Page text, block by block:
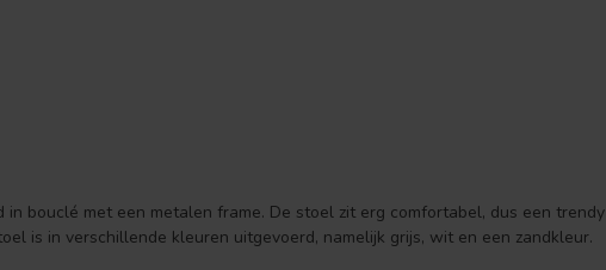
in bouclé met een metalen frame. De stoel zit erg comfortabel, dus een trendy
is in verschillende kleuren uitgevoerd, namelijk grijs, wit en een zandkleur.